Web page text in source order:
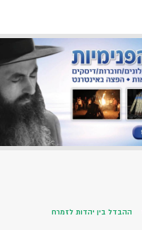
ההבדל בין יהדות לזמרח